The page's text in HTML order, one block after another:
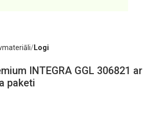
Logi
INTEGRA GGL 306821 ar
paketi